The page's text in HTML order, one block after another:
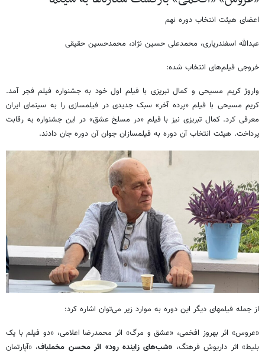
اعضای هیئت انتخاب دوره نهم
عبدالله اسفندریاری، محمدعلی حسین نژاد، محمدحسین حقیقی
خروجی فیلم‌های انتخاب شده:
واروژ کریم مسیحی و کمال تبریزی با فیلم اول خود به جشنواره فیلم فجر آمد.
کریم مسیحی با فیلم «پرده آخر» سبک جدیدی در فیلمسازی را به سینمای ایران
معرفی کرد. کمال تبریزی نیز با فیلم «در مسلخ عشق» در این جشنواره به رقابت
پرداخت. هیئت انتخاب آن دوره به فیلمسازان جوان آن دوره جان دادند.
از جمله فیلم‎های دیگر این دوره به موارد زیر می‌توان اشاره کرد:
«عروس» اثر بهروز افخمی، «عشق و مرگ» اثر محمدرضا اعلامی، «دو فیلم با یک
بلیط» اثر داریوش فرهنگ، «شب‌های زاینده رود» اثر محسن مخملباف، «آپارتمان